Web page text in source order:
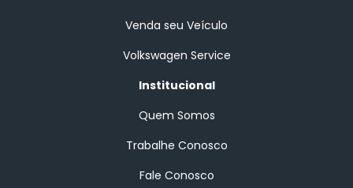
Venda seu Veículo
Volkswagen Service
Institucional
Quem Somos
Trabalhe Conosco
Fale Conosco